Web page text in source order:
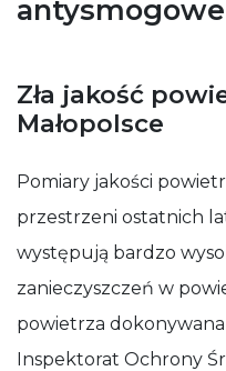
Zła jakość
Małopolsce
Pomiary jakości
przestrzeni ostatnich
występują bardzo
zanieczyszczeń w
powietrza
Inspektorat Ochrony